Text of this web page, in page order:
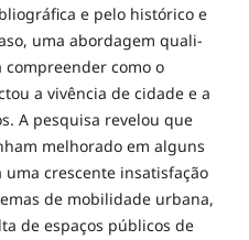
e pelo histórico e
uma abordagem quali-
como o
a vivência de cidade e a
A pesquisa revelou que
melhorado em alguns
crescente insatisfação
de mobilidade urbana,
de espaços públicos de